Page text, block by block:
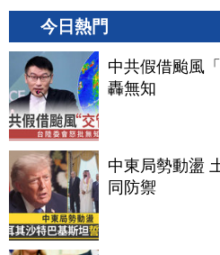
今日熱門
中共假借颱風
轟無知
中東局勢動盪
同防禦